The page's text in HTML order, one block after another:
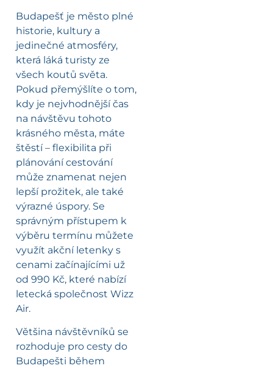
Budapešť je město plné
historie, kultury a
jedinečné atmosféry,
která láká turisty ze
všech koutů světa.
Pokud přemýšlíte o tom,
kdy je nejvhodnější čas
na návštěvu tohoto
krásného města, máte
štěstí – flexibilita při
plánování cestování
může znamenat nejen
lepší prožitek, ale také
výrazné úspory. Se
správným přístupem k
výběru termínu můžete
využít akční letenky s
cenami začínajícími už
od 990 Kč, které nabízí
letecká společnost Wizz
Air.
Většina návštěvníků se
rozhoduje pro cesty do
Budapešti během